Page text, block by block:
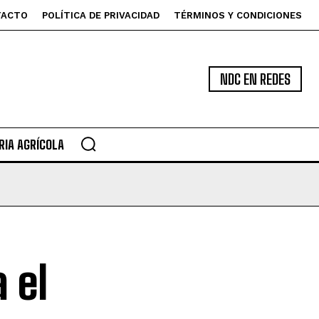
POLÍTICA DE PRIVACIDAD TÉRMINOS Y CONDICIONES
NDC EN REDES
AGRÍCOLA
el